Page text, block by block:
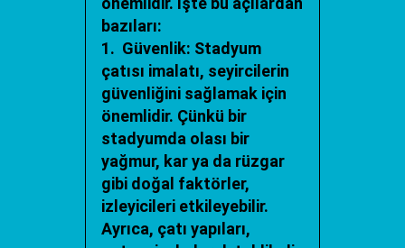
bazıları:
1. Güvenlik: Stadyum
çatısı imalatı, seyircilerin
güvenliğini sağlamak için
önemlidir. Çünkü bir
stadyumda olası bir
yağmur, kar ya da rüzgar
gibi doğal faktörler,
izleyicileri etkileyebilir.
Ayrıca, çatı yapıları,